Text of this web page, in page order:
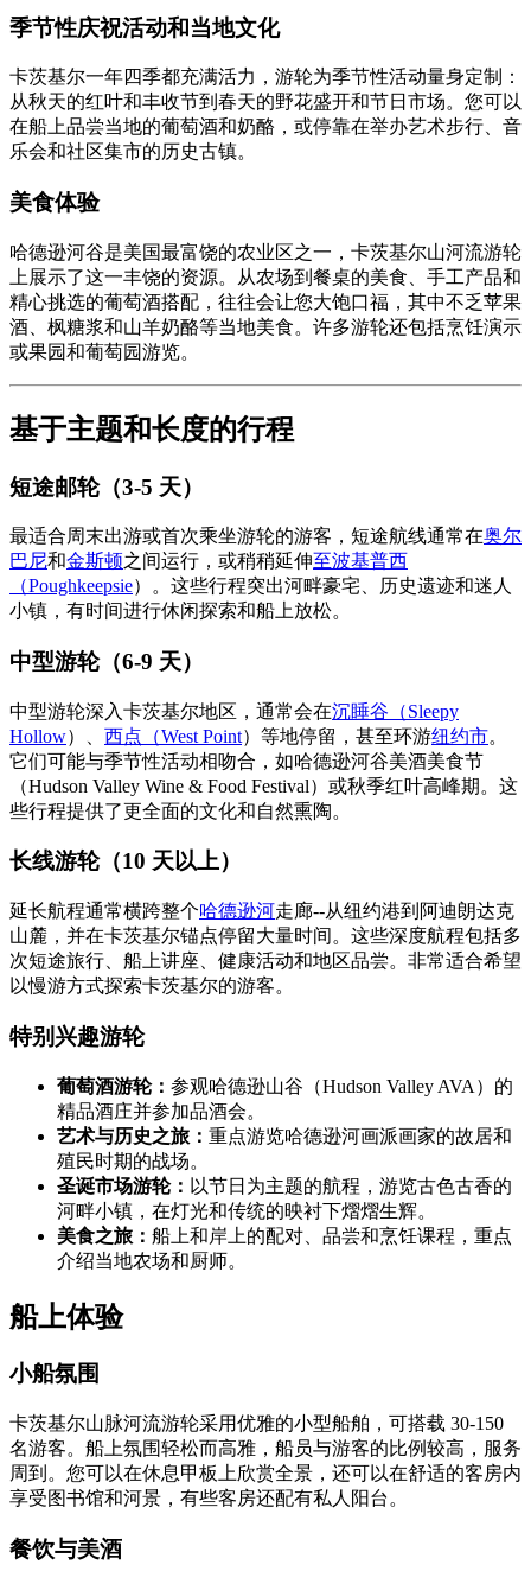
季节性庆祝活动和当地文化
卡茨基尔一年四季都充满活力，游轮为季节性活动量身定制：
从秋天的红叶和丰收节到春天的野花盛开和节日市场。您可以
在船上品尝当地的葡萄酒和奶酪，或停靠在举办艺术步行、音
乐会和社区集市的历史古镇。
美食体验
哈德逊河谷是美国最富饶的农业区之一，卡茨基尔山河流游轮
上展示了这一丰饶的资源。从农场到餐桌的美食、手工产品和
精心挑选的葡萄酒搭配，往往会让您大饱口福，其中不乏苹果
酒、枫糖浆和山羊奶酪等当地美食。许多游轮还包括烹饪演示
或果园和葡萄园游览。
基于主题和长度的行程
短途邮轮（3-5 天）
最适合周末出游或首次乘坐游轮的游客，短途航线通常在奥尔
巴尼和金斯顿之间运行，或稍稍延伸至波基普西
（Poughkeepsie）。这些行程突出河畔豪宅、历史遗迹和迷人
小镇，有时间进行休闲探索和船上放松。
中型游轮（6-9 天）
中型游轮深入卡茨基尔地区，通常会在沉睡谷（Sleepy
Hollow）、 西点（West Point）等地停留，甚至环游纽约市。
它们可能与季节性活动相吻合，如哈德逊河谷美酒美食节
（Hudson Valley Wine & Food Festival）或秋季红叶高峰期。这
些行程提供了更全面的文化和自然熏陶。
长线游轮（10 天以上）
延长航程通常横跨整个哈德逊河走廊--从纽约港到阿迪朗达克
山麓，并在卡茨基尔锚点停留大量时间。这些深度航程包括多
次短途旅行、船上讲座、健康活动和地区品尝。非常适合希望
以慢游方式探索卡茨基尔的游客。
特别兴趣游轮
葡萄酒游轮： 参观哈德逊山谷（Hudson Valley AVA）的
精品酒庄并参加品酒会。
艺术与历史之旅： 重点游览哈德逊河画派画家的故居和
殖民时期的战场。
圣诞市场游轮： 以节日为主题的航程，游览古色古香的
河畔小镇，在灯光和传统的映衬下熠熠生辉。
美食之旅： 船上和岸上的配对、品尝和烹饪课程，重点
介绍当地农场和厨师。
船上体验
小船氛围
卡茨基尔山脉河流游轮采用优雅的小型船舶，可搭载 30-150
名游客。船上氛围轻松而高雅，船员与游客的比例较高，服务
周到。您可以在休息甲板上欣赏全景，还可以在舒适的客房内
享受图书馆和河景，有些客房还配有私人阳台。
餐饮与美酒